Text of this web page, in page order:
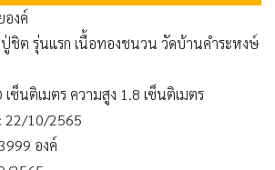
องค์
ชิต รุ่นแรก เนื้อทองชนวน วัดบ้านคำระหงษ์
ซ็นติเมตร ความสูง 1.8 เซ็นติเมตร
22/10/2565
องค์